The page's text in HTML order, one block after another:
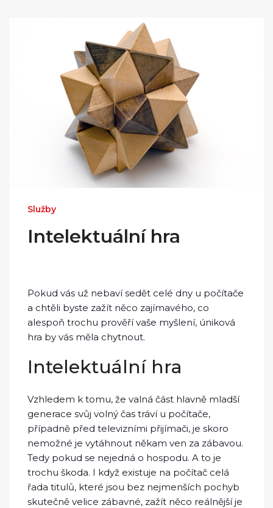
Služby
Intelektuální hra
Pokud vás už nebaví sedět celé dny u počítače
a chtěli byste zažít něco zajímavého, co
alespoň trochu prověří vaše myšlení, úniková
hra by vás měla chytnout.
Intelektuální hra
Vzhledem k tomu, že valná část hlavně mladší
generace svůj volný čas tráví u počítače,
případně před televizními přijímači, je skoro
nemožné je vytáhnout někam ven za zábavou.
Tedy pokud se nejedná o hospodu. A to je
trochu škoda. I když existuje na počítač celá
řada titulů, které jsou bez nejmenších pochyb
skutečně velice zábavné, zažít něco reálnější je